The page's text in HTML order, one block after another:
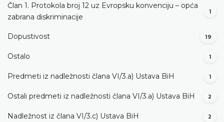
Član 1. Protokola broj 12 uz Evropsku konvenciju – opća
zabrana diskriminacije
1
Dopustivost 19
Ostalo 1
Predmeti iz nadležnosti člana VI/3.а) Ustava BiH 1
Ostali predmeti iz nadležnosti člana VI/3.а) Ustava BiH 2
Nadležnost iz člana VI/3.c) Ustava BiH 2